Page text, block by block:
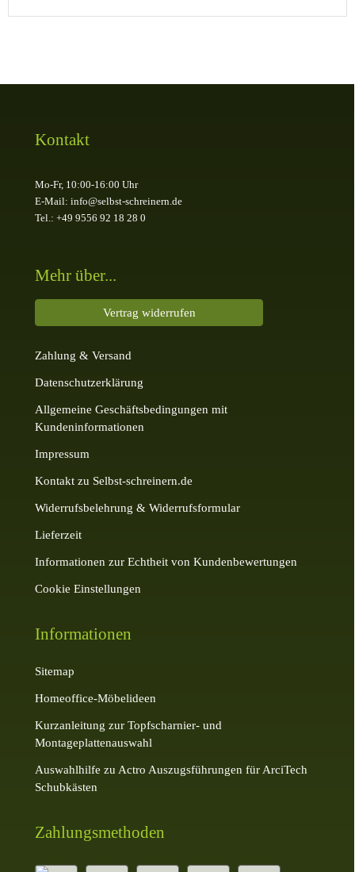
Kontakt
Mo-Fr, 10:00-16:00 Uhr
E-Mail: info@selbst-schreinern.de
Tel.: +49 9556 92 18 28 0
Mehr über...
Vertrag widerrufen
Zahlung & Versand
Datenschutzerklärung
Allgemeine Geschäftsbedingungen mit
Kundeninformationen
Impressum
Kontakt zu Selbst-schreinern.de
Widerrufsbelehrung & Widerrufsformular
Lieferzeit
Informationen zur Echtheit von Kundenbewertungen
Cookie Einstellungen
Informationen
Sitemap
Homeoffice-Möbelideen
Kurzanleitung zur Topfscharnier- und
Montageplattenauswahl
Auswahlhilfe zu Actro Auszugsführungen für ArciTech
Schubkästen
Zahlungsmethoden